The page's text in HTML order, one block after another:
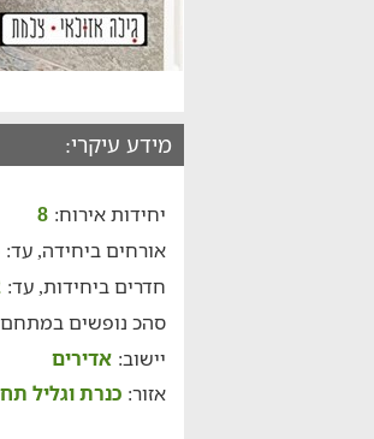
מידע עיקרי:
יחידות אירוח: 8
אורחים ביחידה, עד:
חדרים ביחידות, עד:
סהכ נופשים
יישוב: אדירים
אזור: כנרת וגליל